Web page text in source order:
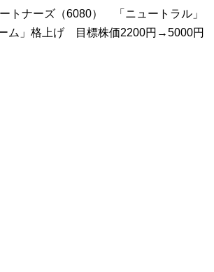
トナーズ（6080） 「ニュートラル」
ム」格上げ 目標株価2200円→5000円